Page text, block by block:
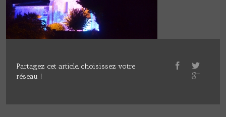
Partagez cet article, choisissez votre
réseau !